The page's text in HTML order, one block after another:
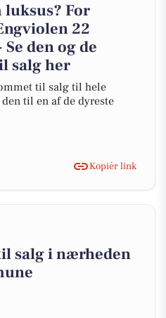
For
22
den og de
salg her
til salg til hele
til en af de dyreste
Kopiér link
salg i nærheden